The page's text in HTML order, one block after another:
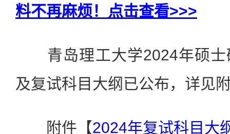
料不再麻烦！点击查看>>>
青岛理工大学2024年硕士
及复试科目大纲已公布，详见
附件【2024年复试科目大